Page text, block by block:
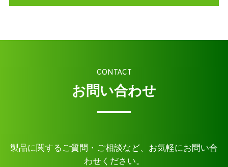
CONTACT
お問い合わせ
製品に関するご質問・ご相談など、お気軽にお問い合
わせください。